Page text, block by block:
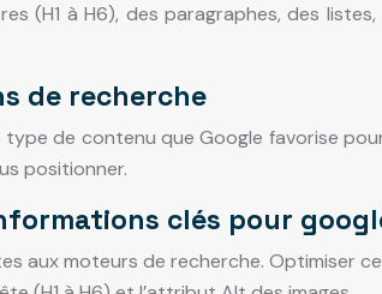
(H1 à H6), des paragraphes, des
de recherche
de contenu que Google favorise
positionner.
clés pour
aux moteurs de recherche. Optimiser